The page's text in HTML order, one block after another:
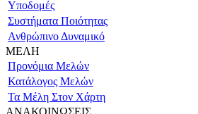
Υποδομές
Συστήματα Ποιότητας
Ανθρώπινο Δυναμικό
ΜΕΛΗ
Προνόμια Μελών
Κατάλογος Μελών
Τα Μέλη Στον Χάρτη